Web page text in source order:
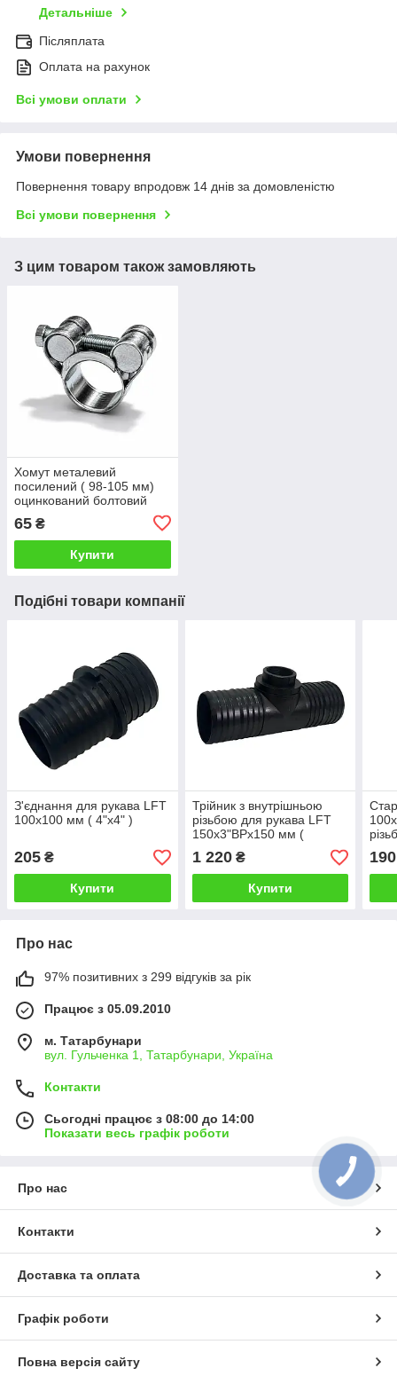
Детальніше
Післяплата
Оплата на рахунок
Всі умови оплати
Умови повернення
Повернення товару впродовж 14 днів за домовленістю
Всі умови повернення
З цим товаром також замовляють
Хомут металевий
посилений ( 98-105 мм)
оцинкований болтовий
65 ₴
Купити
Подібні товари компанії
З'єднання для рукава LFT
100х100 мм ( 4"х4" )
205 ₴
Купити
Трійник з внутрішньою
різьбою для рукава LFT
150х3"ВРх150 мм (
6"х3"ВРх6" )
1 220₴
Купити
190
Про нас
97% позитивних з 299 відгуків за рік
Працює з 05.09.2010
м. Татарбунари
вул. Гульченка 1, Татарбунари, Україна
Контакти
Сьогодні працює з 08:00 до 14:00
Показати весь графік роботи
Про нас
Контакти
Доставка та оплата
Графік роботи
Повна версія сайту